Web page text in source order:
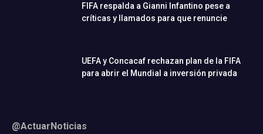
FIFA respalda a Gianni Infantino pese a
críticas y llamados para que renuncie
UEFA y Concacaf rechazan plan de la FIFA
para abrir el Mundial a inversión privada
@ActuarNoticias